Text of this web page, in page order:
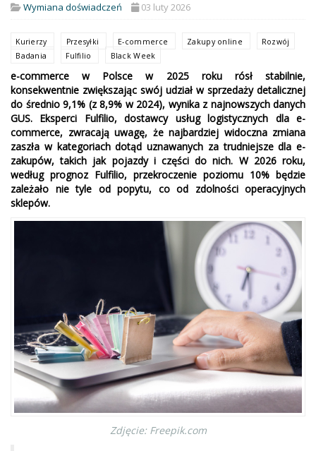
Wymiana doświadczeń 03 luty 2026
Kurierzy Przesyłki E-commerce Zakupy online
Rozwój
Badania
Fulfilio Black Week
e-commerce w Polsce w 2025 roku rósł stabilnie,
konsekwentnie zwiększając swój udział w sprzedaży detalicznej
do średnio 9,1% (z 8,9% w 2024), wynika z najnowszych danych
GUS. Eksperci Fulfilio, dostawcy usług logistycznych dla e-
commerce, zwracają uwagę, że najbardziej widoczna zmiana
zaszła w kategoriach dotąd uznawanych za trudniejsze dla e-
zakupów, takich jak pojazdy i części do nich. W 2026 roku,
według prognoz Fulfilio, przekroczenie poziomu 10% będzie
zależało nie tyle od popytu, co od zdolności operacyjnych
sklepów.
Zdjęcie: Freepik.com